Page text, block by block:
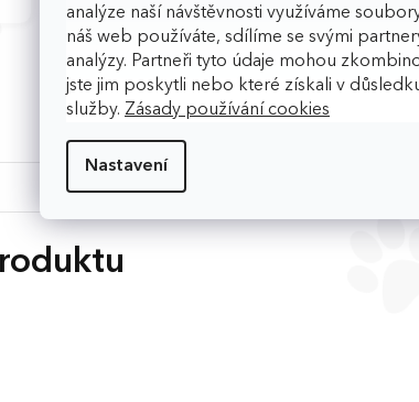
analýze naší návštěvnosti využíváme
náš web používáte, sdílíme se svými
analýzy. Partneři tyto údaje mohou
jste jim poskytli nebo které získali v
služby. Zásady používání cookies
Nastavení